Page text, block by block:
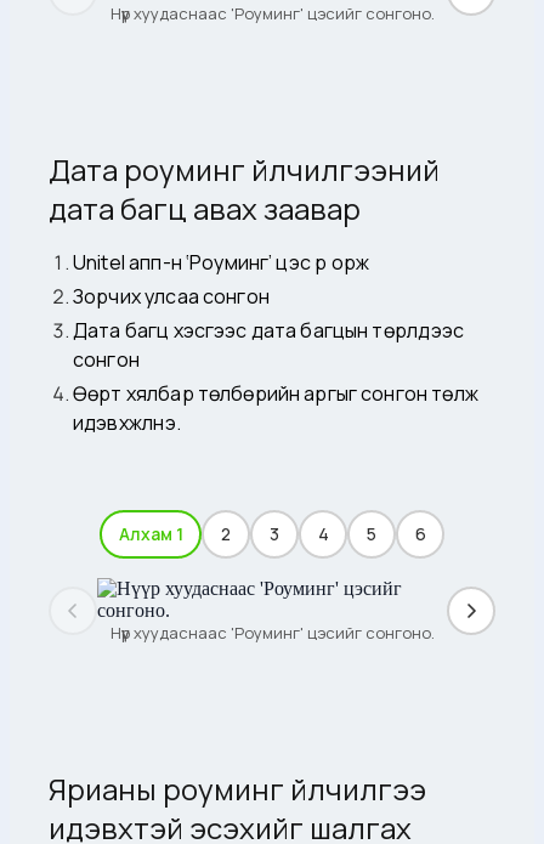
Нүүр хуудаснаас 'Роуминг' цэсийг сонгоно.
Дата роуминг үйлчилгээний
дата багц авах заавар
Unitel апп-н ‘Роуминг’ цэс рүү орж
Зорчих улсаа сонгон
Дата багц хэсгээс дата багцын төрлүүдээс
сонгон
Өөрт хялбар төлбөрийн аргыг сонгон төлж
идэвхжүүлнэ.
Алхам 1 2 3 4 5 6
Нүүр хуудаснаас 'Роуминг' цэсийг сонгоно.
Ярианы роуминг үйлчилгээ
идэвхтэй эсэхийг шалгах